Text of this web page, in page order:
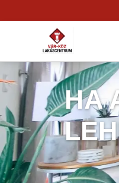
HA